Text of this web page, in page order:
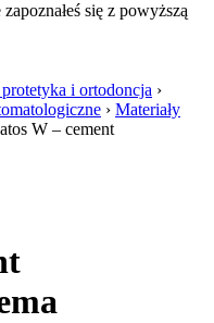
się z powyższą
i ortodoncja ›
› Materiały
W – cement